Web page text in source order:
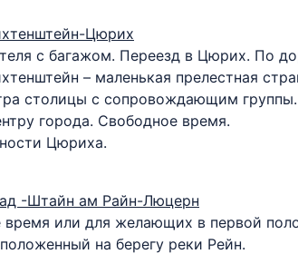
Цюрих
с багажом. Переезд в Цюрих. По
– маленькая прелестная
столицы с сопровождающим
города. Свободное время.
Цюриха.
-Штайн ам Райн-Люцерн
или для желающих в первой
на берегу реки Рейн.